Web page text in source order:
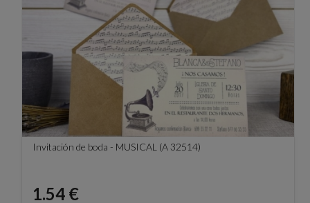
Invitación de boda - MUSICAL (A 32514)
Precio
1.54 €